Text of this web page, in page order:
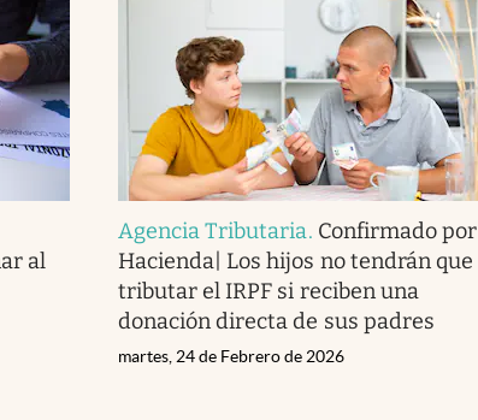
al
Agencia Tributaria. Confirmado por
Hacienda| Los hijos no tendrán que
tributar el IRPF si reciben una
donación directa de sus padres
martes, 24 de Febrero de 2026